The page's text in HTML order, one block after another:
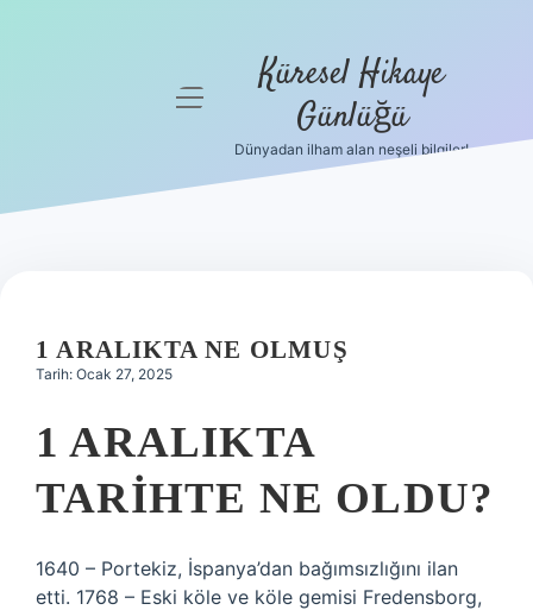
Hakkımızda
menüyü
Küresel Hikaye
Günlüğü
Dünyadan ilham alan neşeli bilgiler!
1 ARALIKTA NE OLMUŞ
Tarih: Ocak 27, 2025
1 ARALIKTA
TARIHTE NE OLDU?
1640 – Portekiz, İspanya’dan bağımsızlığını ilan
etti. 1768 – Eski köle ve köle gemisi Fredensborg,